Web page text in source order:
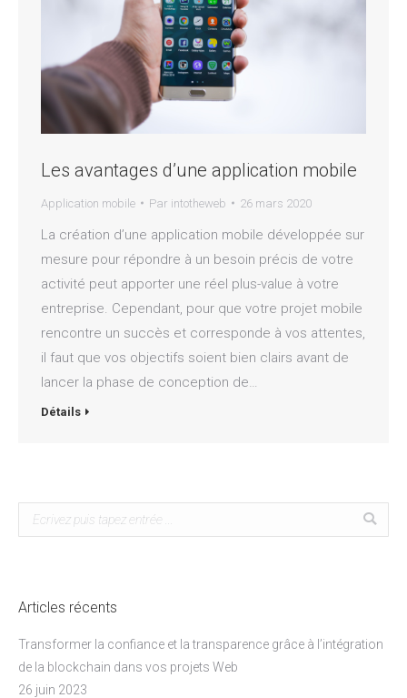
Les avantages d’une application mobile
Application mobile Par intotheweb 26 mars 2020
La création d’une application mobile développée sur
mesure pour répondre à un besoin précis de votre
activité peut apporter une réel plus-value à votre
entreprise. Cependant, pour que votre projet mobile
rencontre un succès et corresponde à vos attentes,
il faut que vos objectifs soient bien clairs avant de
lancer la phase de conception de…
Détails
Search:
Articles récents
Transformer la confiance et la transparence grâce à l’intégration
de la blockchain dans vos projets Web
26 juin 2023